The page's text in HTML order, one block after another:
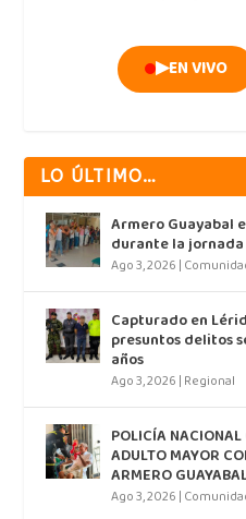
▶EN VIVO
LO ÚLTIMO…
Armero Guayabal
durante la
Ago 3, 2026 |
Capturado en
presuntos delitos
años
Ago 3, 2026 | Regional
POLICÍA
ADULTO MAYOR
ARMERO
Ago 3, 2026 |